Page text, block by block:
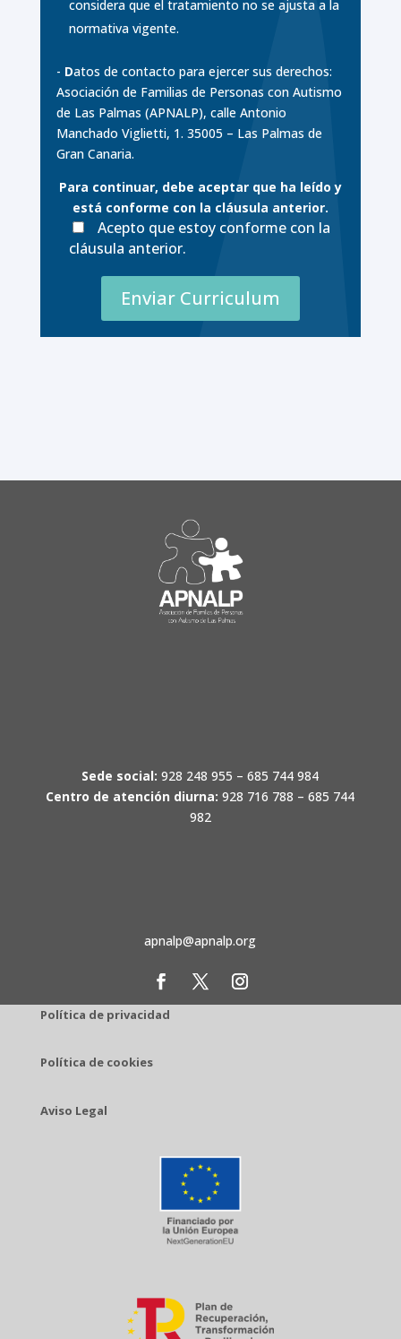
considera que el tratamiento no se ajusta a la
normativa vigente.
- Datos de contacto para ejercer sus derechos:
Asociación de Familias de Personas con Autismo
de Las Palmas (APNALP), calle Antonio
Manchado Viglietti, 1. 35005 – Las Palmas de
Gran Canaria.
Para continuar, debe aceptar que ha leído y
está conforme con la cláusula anterior.
Acepto que estoy conforme con la
cláusula anterior.
Enviar Curriculum
Sede social: 928 248 955 – 685 744 984
Centro de atención diurna: 928 716 788 – 685 744
982
apnalp@apnalp.org
Política de privacidad
Política de cookies
Aviso Legal